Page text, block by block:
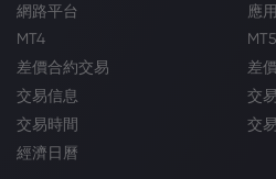
網路平台
應
MT4
MT5
差價合約交易
差
交易信息
交
交易時間
交
經濟日曆